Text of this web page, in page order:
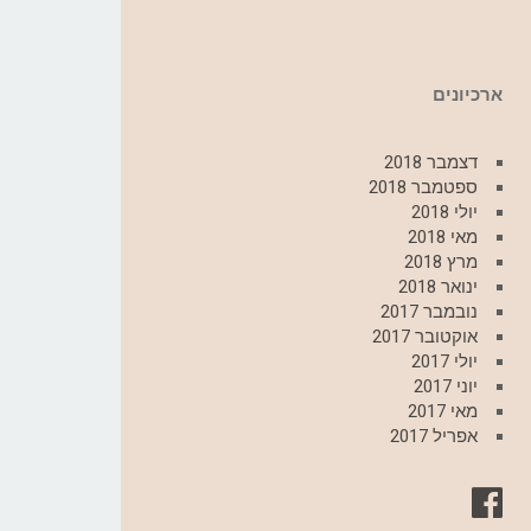
ארכיונים
דצמבר 2018
ספטמבר 2018
יולי 2018
מאי 2018
מרץ 2018
ינואר 2018
נובמבר 2017
אוקטובר 2017
יולי 2017
יוני 2017
מאי 2017
אפריל 2017